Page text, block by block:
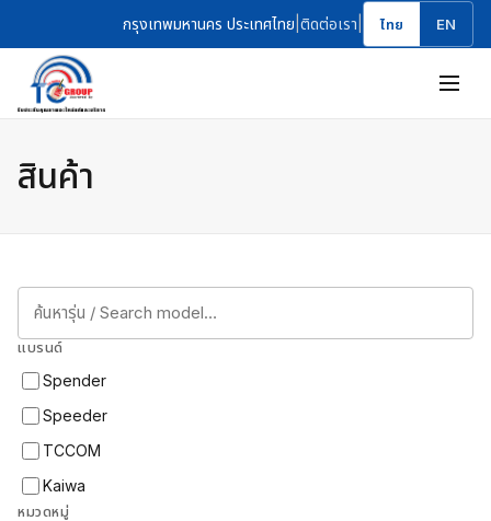
กรุงเทพมหานคร ประเทศไทย ติดต่อเรา ไทย EN
สินค้า
แบรนด์
Spender
Speeder
TCCOM
Kaiwa
หมวดหมู่